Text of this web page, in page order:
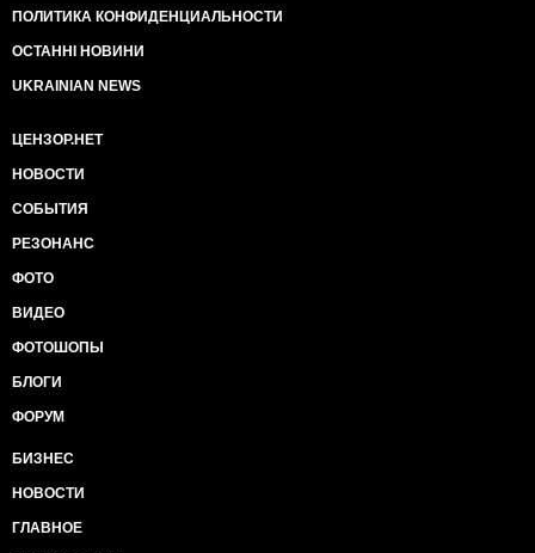
ПОЛИТИКА КОНФИДЕНЦИАЛЬНОСТИ
ОСТАННІ НОВИНИ
UKRAINIAN NEWS
ЦЕНЗОР.НЕТ
НОВОСТИ
СОБЫТИЯ
РЕЗОНАНС
ФОТО
ВИДЕО
ФОТОШОПЫ
БЛОГИ
ФОРУМ
БИЗНЕС
НОВОСТИ
ГЛАВНОЕ